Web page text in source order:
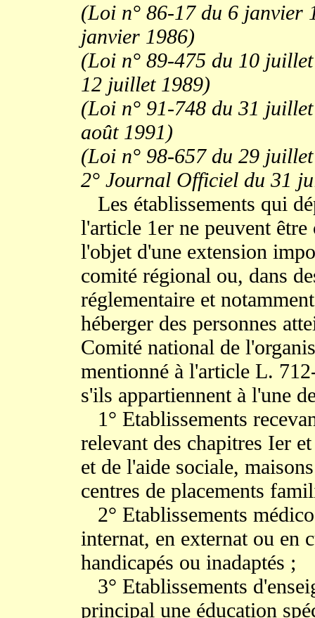
(Loi n° 86-17 du 6 janvier
janvier 1986)
(Loi n° 89-475 du 10
12 juillet 1989)
(Loi n° 91-748 du 31
août 1991)
(Loi n° 98-657 du 29
2° Journal Officiel du 31
Les établissements qui
l'article 1er ne peuvent
l'objet d'une extension
comité régional ou, dans
réglementaire et
héberger des personnes
Comité national de
mentionné à l'article L.
s'ils appartiennent à l'une
1° Etablissements
relevant des chapitres Ier
et de l'aide sociale,
centres de placements
2° Etablissements
internat, en externat ou en
handicapés ou inadaptés ;
3° Etablissements
principal une éducation